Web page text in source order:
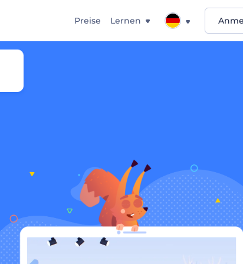
Preise Lernen